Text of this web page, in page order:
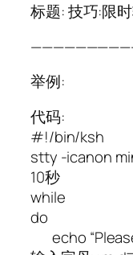
标题: 技巧:限
举例:
代码:
#!/bin/ksh
stty -icanon
10秒
while
do
echo